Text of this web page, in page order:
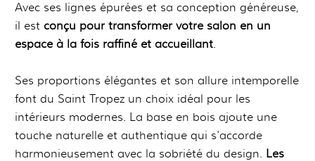
Avec ses lignes épurées et sa conception généreuse,
il est conçu pour transformer votre salon en un
espace à la fois raffiné et accueillant.
Ses proportions élégantes et son allure intemporelle
font du Saint Tropez un choix idéal pour les
intérieurs modernes. La base en bois ajoute une
touche naturelle et authentique qui s'accorde
harmonieusement avec la sobriété du design. Les